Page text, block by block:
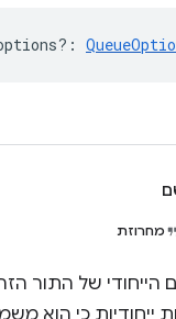
:
מחרוזת
הייחודי של התור
ייחודיות כי הוא